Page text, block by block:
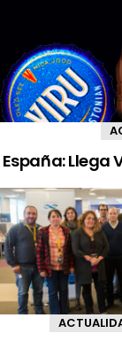
España: Llega